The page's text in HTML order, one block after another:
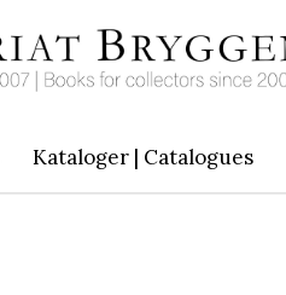
Kataloger | Catalogues